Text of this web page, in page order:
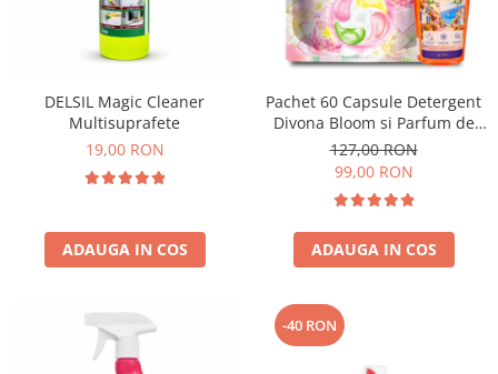
DELSIL Magic Cleaner
Multisuprafete
19,00 RON
ADAUGA IN COS
Pachet 60 Capsule Detergent
Divona Bloom si Parfum de
Rufe Corfu Breeze by Delia
200 ml
127,00 RON
99,00 RON
ADAUGA IN COS
-40 RON